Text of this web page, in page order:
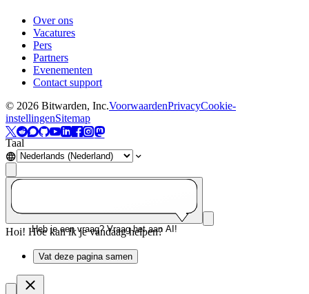
Over ons
Vacatures
Pers
Partners
Evenementen
Contact support
© 2026 Bitwarden, Inc.VoorwaardenPrivacyCookie-
instellingenSitemap
Taal
Heb je een vraag? Vraag het aan AI!
Hoi! Hoe kan ik je vandaag helpen?
Vat deze pagina samen